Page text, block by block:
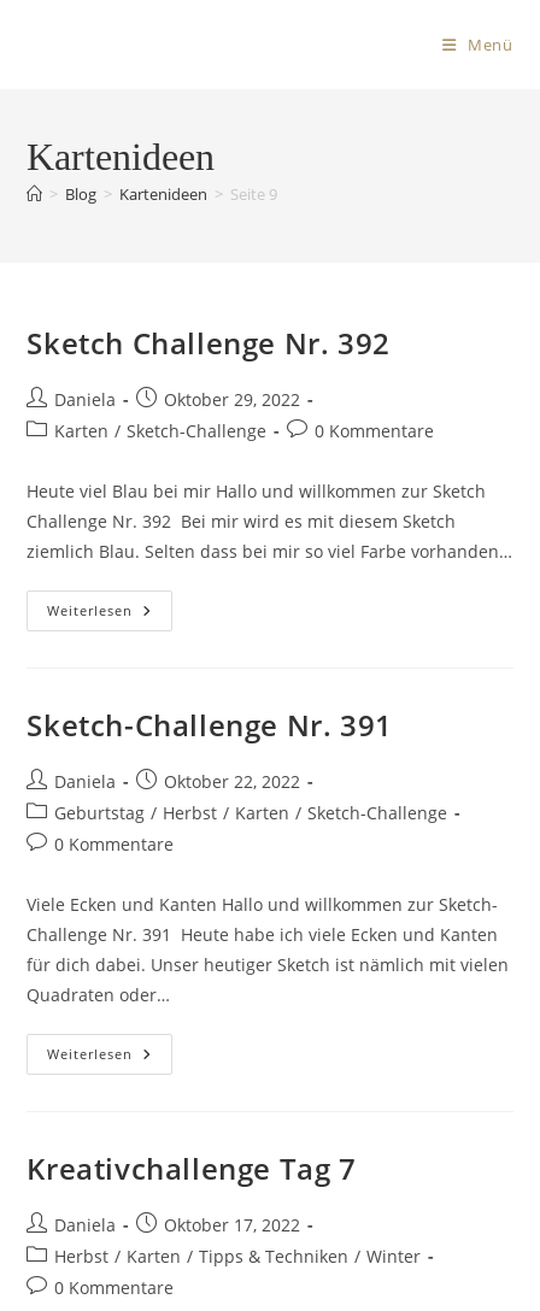
Menü
Kartenideen
> Blog > Kartenideen > Seite 9
Sketch Challenge Nr. 392
Daniela
Oktober 29, 2022
Karten / Sketch-Challenge 0 Kommentare
Heute viel Blau bei mir Hallo und willkommen zur Sketch
Challenge Nr. 392 Bei mir wird es mit diesem Sketch
ziemlich Blau. Selten dass bei mir so viel Farbe vorhanden…
Weiterlesen
Sketch-Challenge Nr. 391
Daniela
Oktober 22, 2022
Geburtstag / Herbst / Karten / Sketch-Challenge
0 Kommentare
Viele Ecken und Kanten Hallo und willkommen zur Sketch-
Challenge Nr. 391 Heute habe ich viele Ecken und Kanten
für dich dabei. Unser heutiger Sketch ist nämlich mit vielen
Quadraten oder…
Weiterlesen
Kreativchallenge Tag 7
Daniela
Oktober 17, 2022
Herbst / Karten / Tipps & Techniken / Winter
0 Kommentare